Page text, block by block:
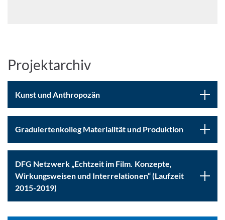
Projektarchiv
Kunst und Anthropozän
Graduiertenkolleg Materialität und Produktion
DFG Netzwerk „Echtzeit im Film. Konzepte,
Wirkungsweisen und Interrelationen“ (Laufzeit
2015-2019)